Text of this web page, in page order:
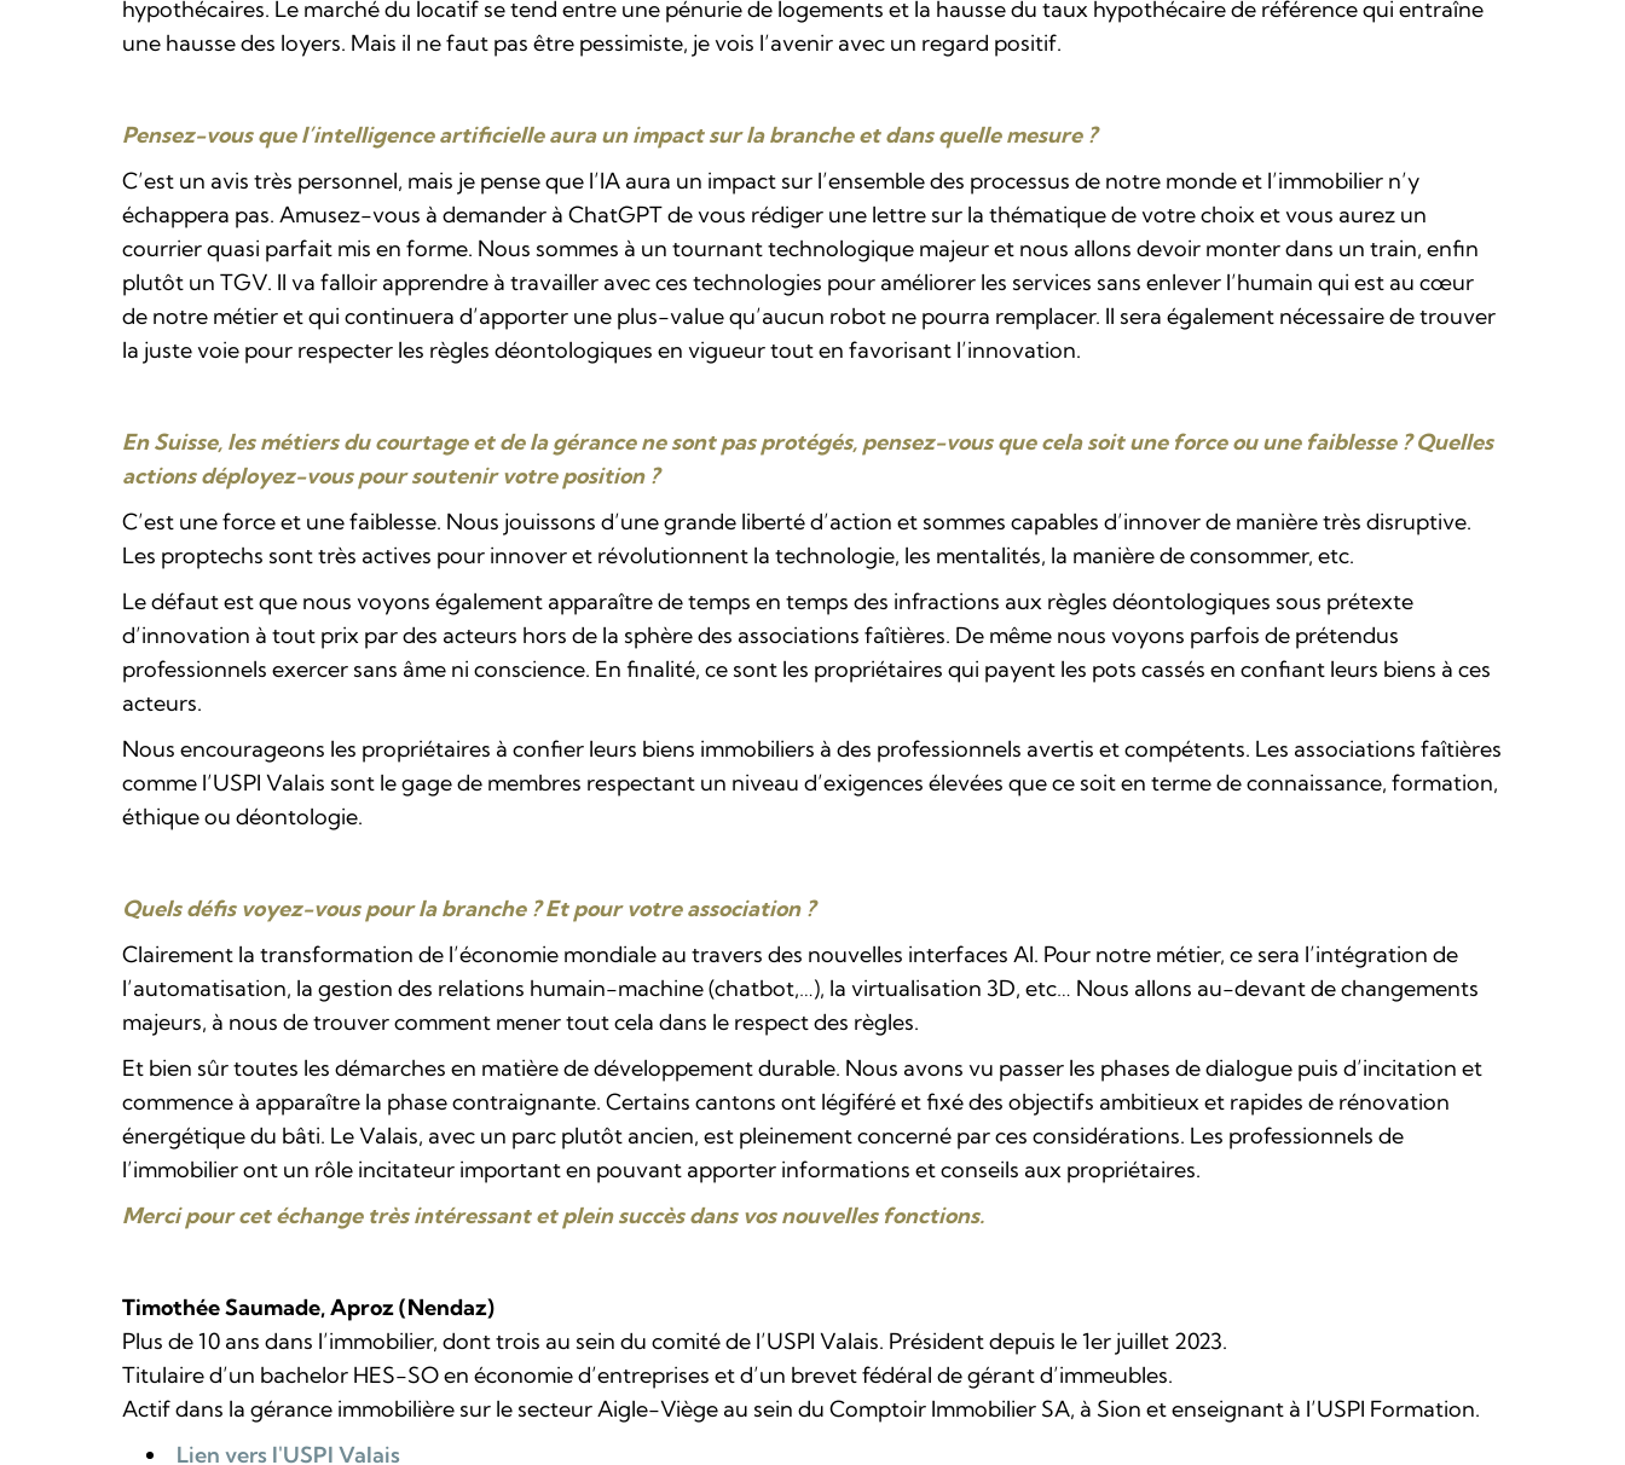
hypothécaires. Le marché du locatif se tend entre une pénurie de logements et la hausse du taux hypothécaire de référence qui entraîne
une hausse des loyers. Mais il ne faut pas être pessimiste, je vois l’avenir avec un regard positif.
Pensez-vous que l’intelligence artificielle aura un impact sur la branche et dans quelle mesure ?
C’est un avis très personnel, mais je pense que l’IA aura un impact sur l’ensemble des processus de notre monde et l’immobilier n’y
échappera pas. Amusez-vous à demander à ChatGPT de vous rédiger une lettre sur la thématique de votre choix et vous aurez un
courrier quasi parfait mis en forme. Nous sommes à un tournant technologique majeur et nous allons devoir monter dans un train, enfin
plutôt un TGV. Il va falloir apprendre à travailler avec ces technologies pour améliorer les services sans enlever l’humain qui est au cœur
de notre métier et qui continuera d’apporter une plus-value qu’aucun robot ne pourra remplacer. Il sera également nécessaire de trouver
la juste voie pour respecter les règles déontologiques en vigueur tout en favorisant l’innovation.
En Suisse, les métiers du courtage et de la gérance ne sont pas protégés, pensez-vous que cela soit une force ou une faiblesse ? Quelles
actions déployez-vous pour soutenir votre position ?
C’est une force et une faiblesse. Nous jouissons d’une grande liberté d’action et sommes capables d’innover de manière très disruptive.
Les proptechs sont très actives pour innover et révolutionnent la technologie, les mentalités, la manière de consommer, etc.
Le défaut est que nous voyons également apparaître de temps en temps des infractions aux règles déontologiques sous prétexte
d’innovation à tout prix par des acteurs hors de la sphère des associations faîtières. De même nous voyons parfois de prétendus
professionnels exercer sans âme ni conscience. En finalité, ce sont les propriétaires qui payent les pots cassés en confiant leurs biens à ces
acteurs.
Nous encourageons les propriétaires à confier leurs biens immobiliers à des professionnels avertis et compétents. Les associations faîtières
comme l’USPI Valais sont le gage de membres respectant un niveau d’exigences élevées que ce soit en terme de connaissance, formation,
éthique ou déontologie.
Quels défis voyez-vous pour la branche ? Et pour votre association ?
Clairement la transformation de l’économie mondiale au travers des nouvelles interfaces AI. Pour notre métier, ce sera l’intégration de
l’automatisation, la gestion des relations humain-machine (chatbot,…), la virtualisation 3D, etc… Nous allons au-devant de changements
majeurs, à nous de trouver comment mener tout cela dans le respect des règles.
Et bien sûr toutes les démarches en matière de développement durable. Nous avons vu passer les phases de dialogue puis d’incitation et
commence à apparaître la phase contraignante. Certains cantons ont légiféré et fixé des objectifs ambitieux et rapides de rénovation
énergétique du bâti. Le Valais, avec un parc plutôt ancien, est pleinement concerné par ces considérations. Les professionnels de
l’immobilier ont un rôle incitateur important en pouvant apporter informations et conseils aux propriétaires.
Merci pour cet échange très intéressant et plein succès dans vos nouvelles fonctions.
Timothée Saumade, Aproz (Nendaz)
Plus de 10 ans dans l’immobilier, dont trois au sein du comité de l’USPI Valais. Président depuis le 1er juillet 2023.
Titulaire d’un bachelor HES-SO en économie d’entreprises et d’un brevet fédéral de gérant d’immeubles.
Actif dans la gérance immobilière sur le secteur Aigle-Viège au sein du Comptoir Immobilier SA, à Sion et enseignant à l’USPI Formation.
Lien vers l'USPI Valais